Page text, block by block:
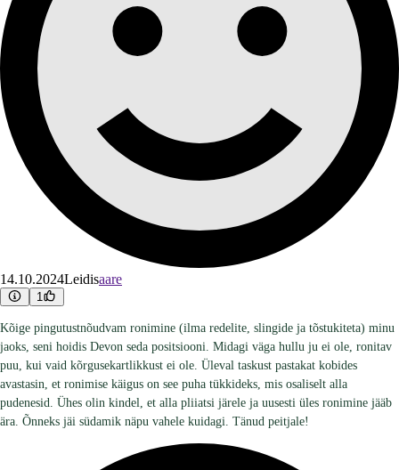
14.10.2024Leidisaare
1
Kõige pingutustnõudvam ronimine (ilma redelite, slingide ja tõstukiteta) minu
jaoks, seni hoidis Devon seda positsiooni. Midagi väga hullu ju ei ole, ronitav
puu, kui vaid kõrgusekartlikkust ei ole. Üleval taskust pastakat kobides
avastasin, et ronimise käigus on see puha tükkideks, mis osaliselt alla
pudenesid. Ühes olin kindel, et alla pliiatsi järele ja uusesti üles ronimine jääb
ära. Õnneks jäi südamik näpu vahele kuidagi. Tänud peitjale!